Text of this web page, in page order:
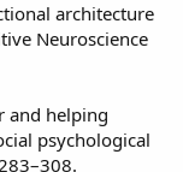
architecture
Neuroscience
and helping
psychological